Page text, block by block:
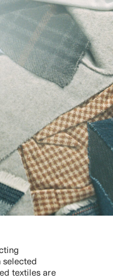
selected
textiles are